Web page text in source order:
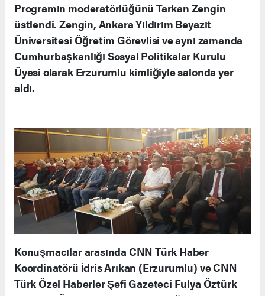
Programın moderatörlüğünü Tarkan Zengin
üstlendi. Zengin, Ankara Yıldırım Beyazıt
Üniversitesi Öğretim Görevlisi ve aynı zamanda
Cumhurbaşkanlığı Sosyal Politikalar Kurulu
Üyesi olarak Erzurumlu kimliğiyle salonda yer
aldı.
Konuşmacılar arasında CNN Türk Haber
Koordinatörü İdris Arıkan (Erzurumlu) ve CNN
Türk Özel Haberler Şefi Gazeteci Fulya Öztürk